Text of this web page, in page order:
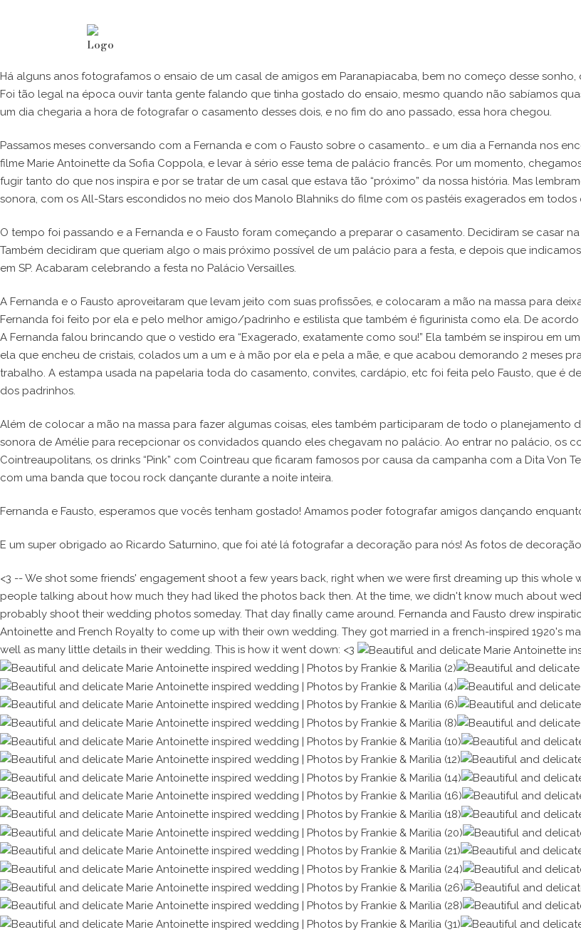
Há alguns anos fotografamos o ensaio de um casal de amigos em Paranapiacaba, bem no começo desse
Foi tão legal na época ouvir tanta gente falando que tinha gostado do ensaio, mesmo quando não sabíamos
um dia chegaria a hora de fotografar o casamento desses dois, e no fim do ano passado, essa hora chegou.
Passamos meses conversando com a Fernanda e com o Fausto sobre o casamento… e um dia a Fernanda nos
filme Marie Antoinette da Sofia Coppola, e levar à sério esse tema de palácio francês. Por um momento,
fugir tanto do que nos inspira e por se tratar de um casal que estava tão “próximo” da nossa história. Mas
sonora, com os All-Stars escondidos no meio dos Manolo Blahniks do filme com os pastéis exagerados em
O tempo foi passando e a Fernanda e o Fausto foram começando a preparar o casamento. Decidiram se casar
Também decidiram que queriam algo o mais próximo possível de um palácio para a festa, e depois que
em SP. Acabaram celebrando a festa no Palácio Versailles.
A Fernanda e o Fausto aproveitaram que levam jeito com suas profissões, e colocaram a mão na massa para
Fernanda foi feito por ela e pelo melhor amigo/padrinho e estilista que também é figurinista como ela. De
A Fernanda falou brincando que o vestido era “Exagerado, exatamente como sou!” Ela também se inspirou em
ela que encheu de cristais, colados um a um e à mão por ela e pela a mãe, e que acabou demorando 2 meses
trabalho. A estampa usada na papelaria toda do casamento, convites, cardápio, etc foi feita pelo Fausto, que é
dos padrinhos.
Além de colocar a mão na massa para fazer algumas coisas, eles também participaram de todo o planejamento
sonora de Amélie para recepcionar os convidados quando eles chegavam no palácio. Ao entrar no palácio, os
Cointreaupolitans, os drinks “Pink” com Cointreau que ficaram famosos por causa da campanha com a Dita Von
com uma banda que tocou rock dançante durante a noite inteira.
Fernanda e Fausto, esperamos que vocês tenham gostado! Amamos poder fotografar amigos dançando
E um super obrigado ao Ricardo Saturnino, que foi até lá fotografar a decoração para nós! As fotos de
<3 -- We shot some friends' engagement shoot a few years back, right when we were first dreaming up this
people talking about how much they had liked the photos back then. At the time, we didn't know much about
probably shoot their wedding photos someday. That day finally came around. Fernanda and Fausto drew
Antoinette and French Royalty to come up with their own wedding. They got married in a french-inspired 1920's
well as many little details in their wedding. This is how it went down: <3